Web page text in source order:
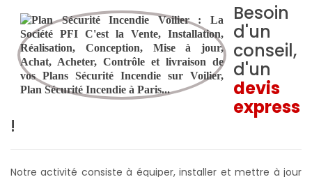
Besoin
d'un
conseil,
d'un
devis
express
!
Notre activité consiste à équiper, installer et mettre à jour